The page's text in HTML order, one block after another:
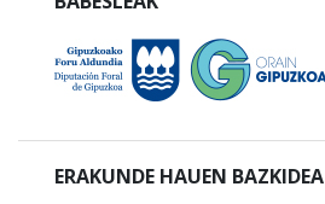
ERAKUNDE HAUEN BAZKIDEA